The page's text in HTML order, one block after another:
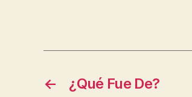
← ¿Qué Fue De?